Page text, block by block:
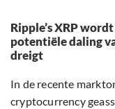
Ripple’s XRP
potentiële daling
dreigt
In de recente
cryptocurrency